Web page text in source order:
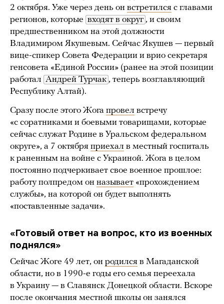
2 октября. Уже через день он встретился с главами
регионов, которые входят в округ , и своим
предшественником на этой должности
Владимиром Якушевым. Сейчас Якушев — первый
вице-спикер Совета Федерации и врио секретаря
генсовета «Единой России» (ранее на этой позиции
работал Андрей Турчак , теперь возглавляющий
Республику Алтай).
Сразу после этого Жога провел встречу
«с соратниками и боевыми товарищами, которые
сейчас служат Родине в Уральском федеральном
округе», а 7 октября приехал в местный госпиталь
к раненным на войне с Украиной. Жога в целом
постоянно подчеркивает свое военное прошлое:
работу полпредом он называет «прохождением
службы», на которой он будет выполнять
«поставленные задачи».
«Готовый ответ на вопрос, кто из военных
поднялся»
Сейчас Жоге 49 лет, он родился в Магаданской
области, но в 1990-е годы его семья переехала
в Украину — в Славянск Донецкой области. Вскоре
после окончания местной школы он занялся